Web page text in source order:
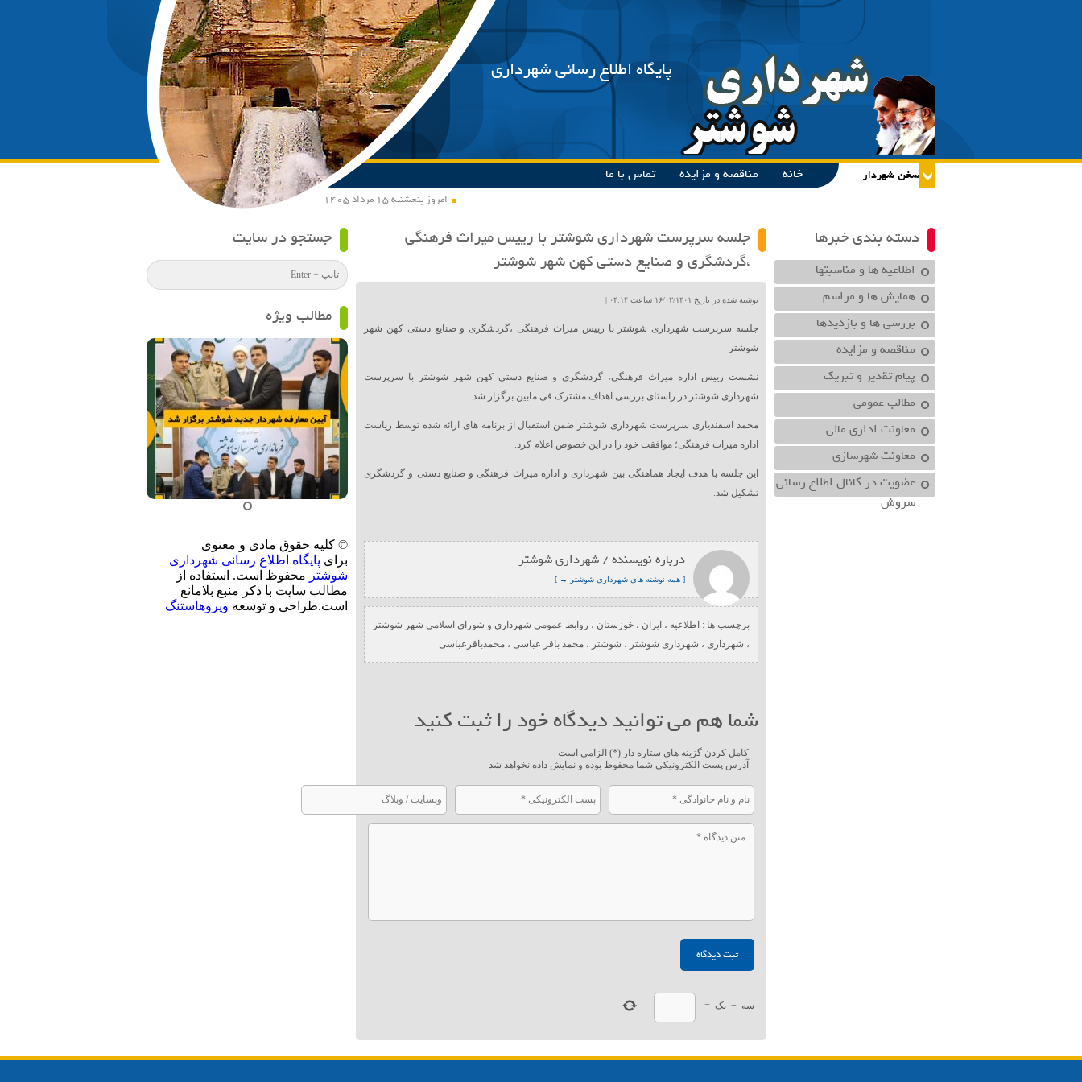
پایگاه اطلاع رسانی شهرداری
امروز پنجشنبه ۱۵ مرداد ۱۴۰۵
خانه مناقصه و مزایده تماس با ما
دسته بندی خبرها
اطلاعیه ها و مناسبتها
همایش ها و مراسم
بررسی ها و بازدیدها
مناقصه و مزایده
پیام تقدیر و تبریک
مطالب عمومی
معاونت اداري مالي
معاونت شهرسازي
عضویت در کانال اطلاع رسانی
سروش
جلسه سرپرست شهرداری شوشتر با رییس میراث فرهنگی
،گردشگری و صنایع دستی کهن شهر شوشتر
نوشته شده در تاریخ ۱۶/۰۳/۱۴۰۱ ساعت ۰۴:۱۴ |
جلسه سرپرست شهرداری شوشتر با رییس میراث فرهنگی ،گردشگری و صنایع دستی کهن شهر
شوشتر
نشست رییس اداره میراث فرهنگی، گردشگری و صنایع دستی کهن شهر شوشتر با سرپرست
شهرداری شوشتر در راستای بررسی اهداف مشترک فی مابین برگزار شد.
محمد اسفندیاری سرپرست شهرداری شوشتر ضمن استقبال از برنامه های ارائه شده توسط ریاست
اداره میراث فرهنگی؛ موافقت خود را در این خصوص اعلام کرد.
این جلسه با هدف ایجاد هماهنگی بین شهرداری و اداره میراث فرهنگی و صنایع دستی و گردشگری
تشکیل شد.
درباره نویسنده / شهرداری شوشتر
[ همه نوشته های شهرداری شوشتر → ]
برچسب ها : اطلاعیه ، ایران ، خوزستان ، روابط عمومی شهرداری و شورای اسلامی شهر شوشتر
، شهرداری ، شهرداری شوشتر ، شوشتر ، محمد باقر عباسی ، محمدباقرعباسی
شما هم می توانید دیدگاه خود را ثبت کنید
- کامل کردن گزینه های ستاره دار (*) الزامی است
- آدرس پست الکترونیکی شما محفوظ بوده و نمایش داده نخواهد شد
سه − یک =
جستجو در سایت
مطالب ویژه
© کلیه حقوق مادی و معنوی
برای پایگاه اطلاع رسانی شهرداری
شوشتر محفوظ است. استفاده از
مطالب سایت با ذکر منبع بلامانع
است.طراحی و توسعه ویروهاستنگ